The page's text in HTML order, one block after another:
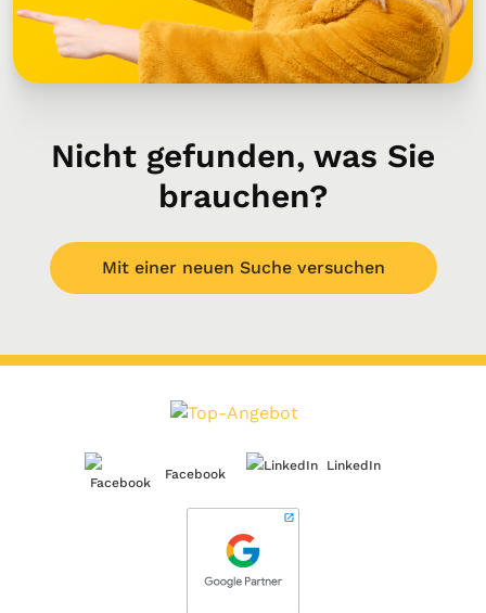
Nicht gefunden, was Sie
brauchen?
Mit einer neuen Suche versuchen
Facebook
LinkedIn